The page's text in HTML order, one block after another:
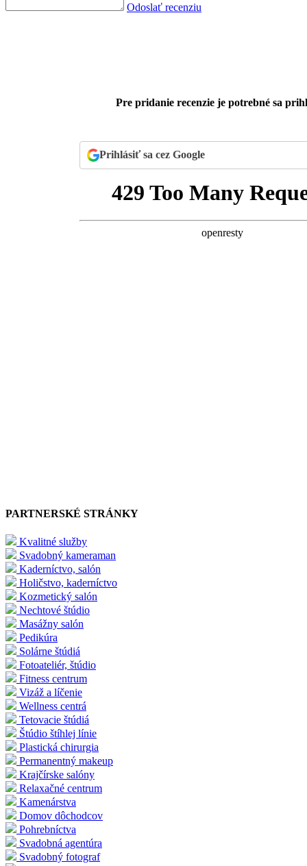
Odoslať recenziu
Pre pridanie recenzie je potrebné sa
Prihlásiť sa cez Google
PARTNERSKÉ STRÁNKY
Kvalitné služby
Svadobný kameraman
Kaderníctvo, salón
Holičstvo, kaderníctvo
Kozmetický salón
Nechtové štúdio
Masážny salón
Pedikúra
Solárne štúdiá
Fotoateliér, štúdio
Fitness centrum
Vizáž a líčenie
Wellness centrá
Tetovacie štúdiá
Štúdio štíhlej línie
Plastická chirurgia
Permanentný makeup
Krajčírske salóny
Relaxačné centrum
Kamenárstva
Domov dôchodcov
Pohrebníctva
Svadobná agentúra
Svadobný fotograf